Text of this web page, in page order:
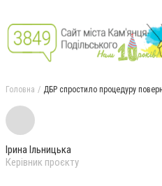
Головна ДБР спростило процедуру
Ірина Ільницька
Керівник проєкту